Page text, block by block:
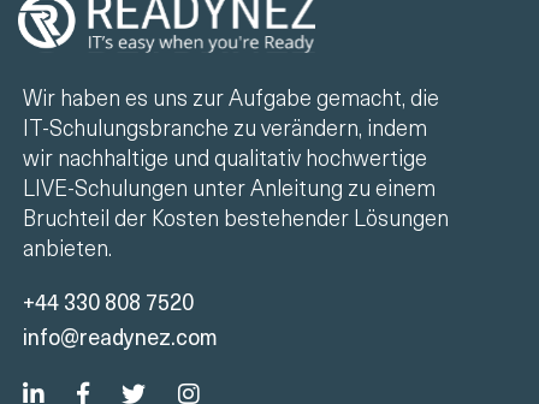
Wir haben es uns zur Aufgabe gemacht, die
IT-Schulungsbranche zu verändern, indem
wir nachhaltige und qualitativ hochwertige
LIVE-Schulungen unter Anleitung zu einem
Bruchteil der Kosten bestehender Lösungen
anbieten.
+44 330 808 7520
info@readynez.com